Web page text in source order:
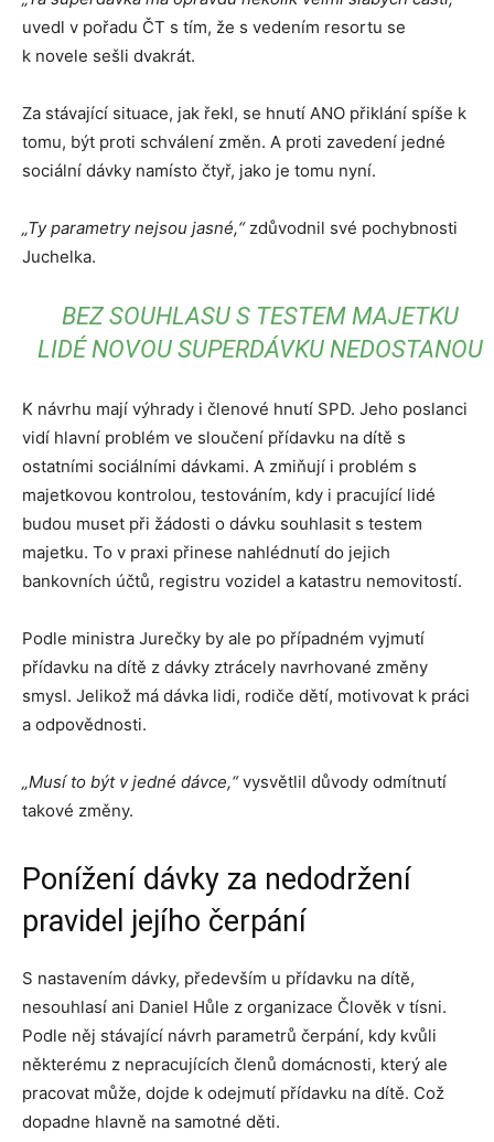
uvedl v pořadu ČT s tím, že s vedením resortu se
k novele sešli dvakrát.
Za stávající situace, jak řekl, se hnutí ANO přiklání spíše k
tomu, být proti schválení změn. A proti zavedení jedné
sociální dávky namísto čtyř, jako je tomu nyní.
„Ty parametry nejsou jasné,“zdůvodnil své pochybnosti
Juchelka.
BEZ SOUHLASU S TESTEM MAJETKU
LIDÉ NOVOU SUPERDÁVKU NEDOSTANOU
K návrhu mají výhrady i členové hnutí SPD. Jeho poslanci
vidí hlavní problém ve sloučení přídavku na dítě s
ostatními sociálními dávkami. A zmiňují i problém s
majetkovou kontrolou, testováním, kdy i pracující lidé
budou muset při žádosti o dávku souhlasit s testem
majetku. To v praxi přinese nahlédnutí do jejich
bankovních účtů, registru vozidel a katastru nemovitostí.
Podle ministra Jurečky by ale po případném vyjmutí
přídavku na dítě z dávky ztrácely navrhované změny
smysl. Jelikož má dávka lidi, rodiče dětí, motivovat k práci
a odpovědnosti.
„Musí to být v jedné dávce,“vysvětlil důvody odmítnutí
takové změny.
Ponížení dávky za nedodržení
pravidel jejího čerpání
S nastavením dávky, především u přídavku na dítě,
nesouhlasí ani Daniel Hůle z organizace Člověk v tísni.
Podle něj stávající návrh parametrů čerpání, kdy kvůli
některému z nepracujících členů domácnosti, který ale
pracovat může, dojde k odejmutí přídavku na dítě. Což
dopadne hlavně na samotné děti.